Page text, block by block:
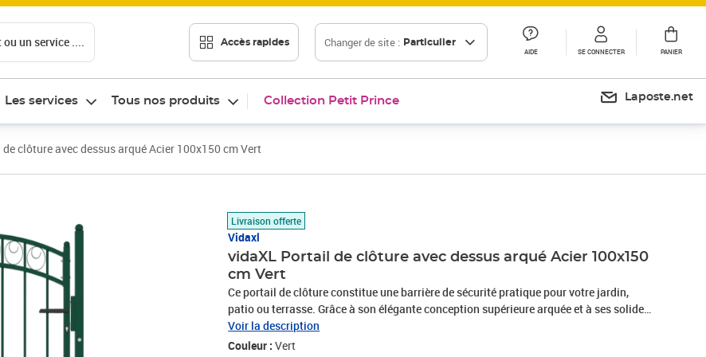
un service .... Accès rapides Changer de site : Particulier
AIDE SE CONNECTER PANIER
Les services Tous nos produits Collection Petit Prince Laposte.net
clôture avec dessus arqué Acier 100x150 cm Vert
Livraison offerte
Vidaxl
vidaXL Portail de clôture avec dessus arqué Acier 100x150
cm Vert
Ce portail de clôture constitue une barrière de sécurité pratique pour votre jardin,
patio ou terrasse. Grâce à son élégante conception supérieure arquée et à ses solides
renforts horizontaux qui renforcent le cadre, ce portail de jardin offre un haut degré de
sécurité tout en formant une fabuleuse entrée sur votre propriété. Fabriqué en acier
Voir la description
Couleur :Vert
Prix 149,23€